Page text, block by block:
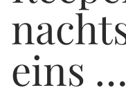
eins …